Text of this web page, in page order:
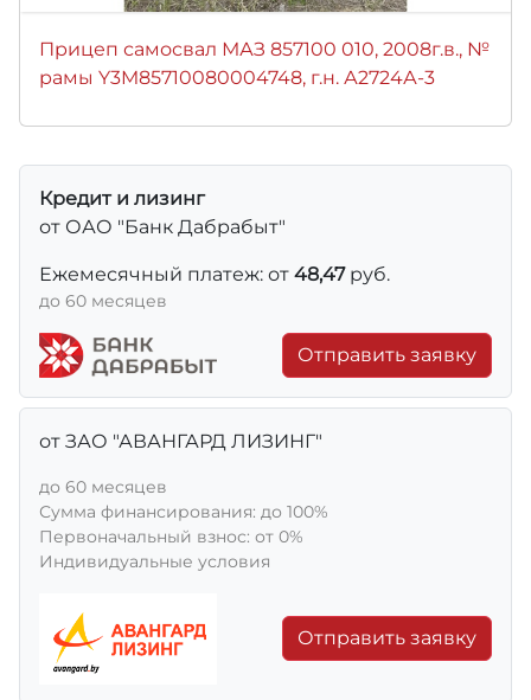
Прицеп самосвал МАЗ 857100 010, 2008г.в., №
рамы Y3M85710080004748, г.н. А2724А-3
Кредит и лизинг
от ОАО "Банк Дабрабыт"
Ежемесячный платеж: от 48,47руб.
до 60 месяцев
Отправить заявку
от ЗАО "АВАНГАРД ЛИЗИНГ"
до 60 месяцев
Сумма финансирования: до 100%
Первоначальный взнос: от 0%
Индивидуальные условия
Отправить заявку